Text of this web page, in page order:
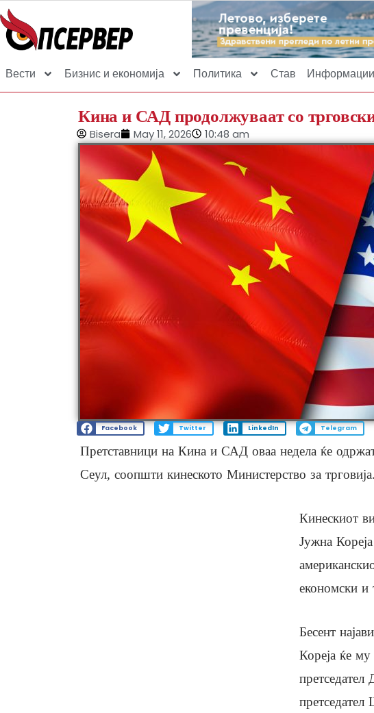
Вести Бизнис и економија Политика Став Информации
Кина и САД продолжуваат со
Bisera May 11, 2026 10:48 am
Facebook Twitter LinkedIn Telegram
Претставници на Кина и САД оваа недела ќе
Сеул, соопшти кинеското Министерство за трговија.
Кинескиот
Јужна
економски и
Бесент
Кореја ќе
претседател